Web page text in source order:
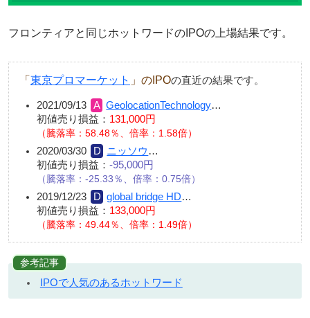
フロンティアと同じホットワードのIPOの上場結果です。
「東京プロマーケット 」のIPOの直近の結果です。
2021/09/13 GeolocationTechnology…
初値売り損益： 131,000円
（騰落率：58.48％、倍率：1.58倍）
2020/03/30 ニッソウ …
初値売り損益： -95,000円
（騰落率：-25.33％、倍率：0.75倍）
2019/12/23 global bridge HD…
初値売り損益： 133,000円
（騰落率：49.44％、倍率：1.49倍）
参考記事
IPOで人気のあるホットワード